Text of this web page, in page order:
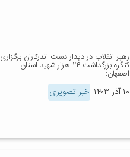
رهبر انقلاب در دیدار دست اندرکاران برگزاری
کنگره بزرگداشت ۲۴ هزار شهید استان
اصفهان:
۱۰ آذر ۱۴۰۳ خبر تصویری